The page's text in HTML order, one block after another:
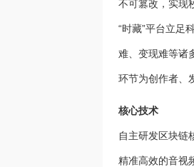
不可篡改，实现
“时藏”平台立足
难、变现难等诸
环节为创作者、
核心技术
自主研发区块链
精准高效的音视